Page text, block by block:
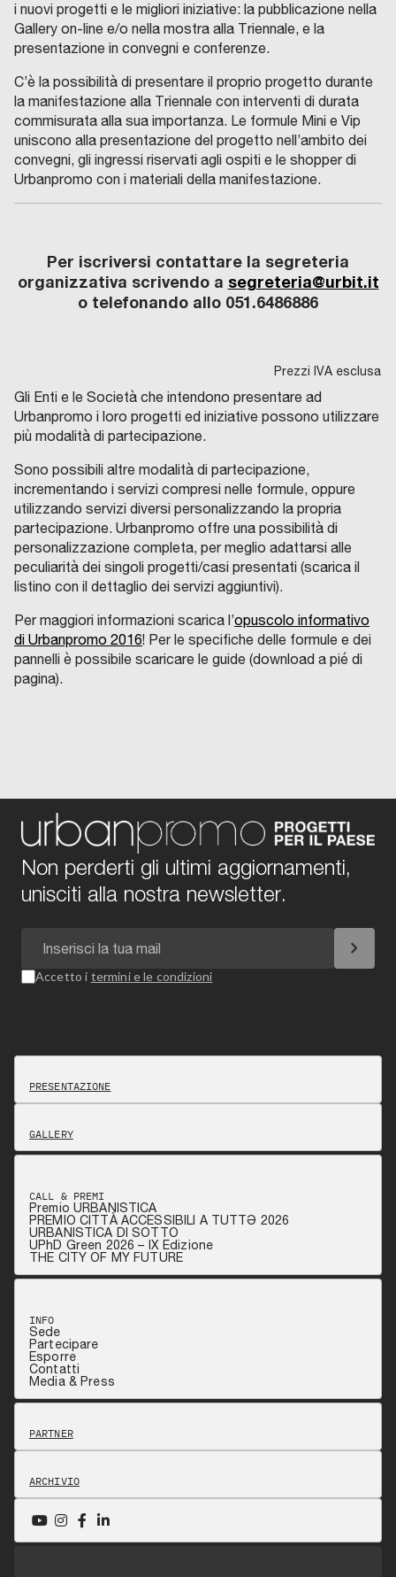
i nuovi progetti e le migliori iniziative: la pubblicazione nella
Gallery on-line e/o nella mostra alla Triennale, e la
presentazione in convegni e conferenze.
C’è la possibilità di presentare il proprio progetto durante
la manifestazione alla Triennale con interventi di durata
commisurata alla sua importanza. Le formule Mini e Vip
uniscono alla presentazione del progetto nell’ambito dei
convegni, gli ingressi riservati agli ospiti e le shopper di
Urbanpromo con i materiali della manifestazione.
Per iscriversi contattare la segreteria
organizzativa scrivendo a segreteria@urbit.it
o telefonando allo 051.6486886
Prezzi IVA esclusa
Gli Enti e le Società che intendono presentare ad
Urbanpromo i loro progetti ed iniziative possono utilizzare
più modalità di partecipazione.
Sono possibili altre modalità di partecipazione,
incrementando i servizi compresi nelle formule, oppure
utilizzando servizi diversi personalizzando la propria
partecipazione. Urbanpromo offre una possibilità di
personalizzazione completa, per meglio adattarsi alle
peculiarità dei singoli progetti/casi presentati (scarica il
listino con il dettaglio dei servizi aggiuntivi).
Per maggiori informazioni scarica l’opuscolo informativo
di Urbanpromo 2016! Per le specifiche delle formule e dei
pannelli è possibile scaricare le guide (download a pié di
pagina).
Non perderti gli ultimi aggiornamenti,
unisciti alla nostra newsletter.
chevron_right
Accetto i termini e le condizioni
PRESENTAZIONE
GALLERY
CALL & PREMI
Premio URBANISTICA
PREMIO CITTÀ ACCESSIBILI A TUTTƏ 2026
URBANISTICA DI SOTTO
UPhD Green 2026 – IX Edizione
THE CITY OF MY FUTURE
INFO
Sede
Partecipare
Esporre
Contatti
Media & Press
PARTNER
ARCHIVIO